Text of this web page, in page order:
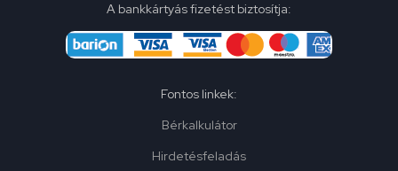
A bankkártyás fizetést biztosítja:
Fontos linkek:
Bérkalkulátor
Hirdetésfeladás